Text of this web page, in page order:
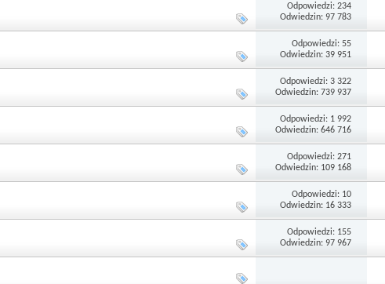
Odpowiedzi: 234
Odwiedzin: 97 783
Odpowiedzi: 55
Odwiedzin: 39 951
Odpowiedzi: 3 322
Odwiedzin: 739 937
Odpowiedzi: 1 992
Odwiedzin: 646 716
Odpowiedzi: 271
Odwiedzin: 109 168
Odpowiedzi: 10
Odwiedzin: 16 333
Odpowiedzi: 155
Odwiedzin: 97 967